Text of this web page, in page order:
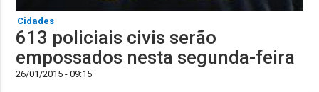
Cidades
613 policiais civis serão
empossados nesta segunda-feira
26/01/2015 - 09:15